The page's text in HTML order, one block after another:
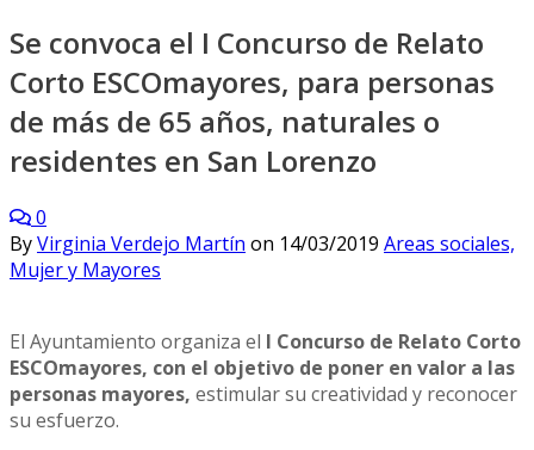
Se convoca el I Concurso de Relato
Corto ESCOmayores, para personas
de más de 65 años, naturales o
residentes en San Lorenzo
0
ByVirginia Verdejo Martín on 14/03/2019 Areas sociales,
Mujer y Mayores
El Ayuntamiento organiza el I Concurso de Relato Corto
ESCOmayores, con el objetivo de poner en valor a las
personas mayores, estimular su creatividad y reconocer
su esfuerzo.